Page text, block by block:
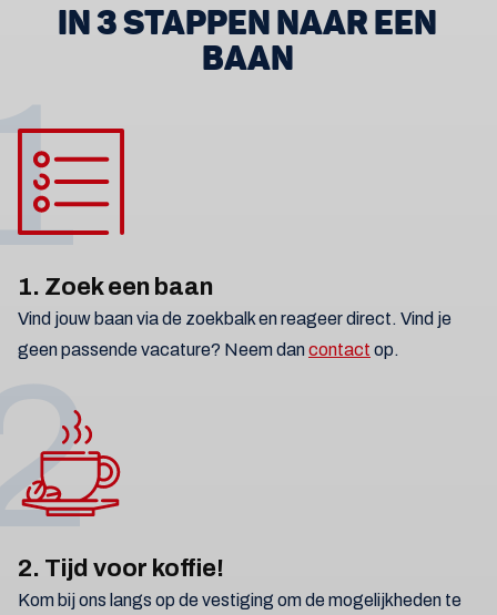
IN 3 STAPPEN NAAR EEN
BAAN
1. Zoek een baan
Vind jouw baan via de zoekbalk en reageer direct. Vind je
geen passende vacature? Neem dancontact op.
2. Tijd voor koffie!
Kom bij ons langs op de vestiging om de mogelijkheden te